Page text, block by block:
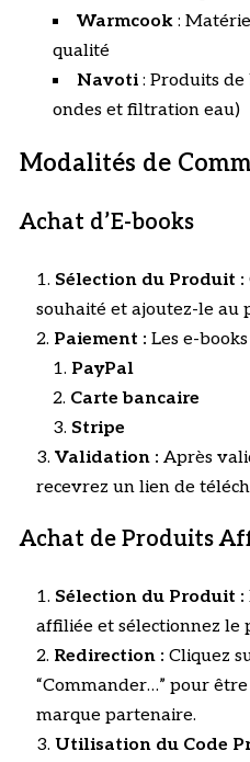
Warmcook:
qualité
Navoti: Produits de
ondes et filtration eau)
Modalités de
Achat d’E-books
Sélection du Produit :
souhaité et ajoutez-le au
Paiement : Les e-
PayPal
Carte bancaire
Stripe
Validation : Après
recevrez un lien de
Achat de Produits
Sélection du Produit :
affiliée et sélectionnez le
Redirection : Cliquez
“Commander…” pour
marque partenaire.
Utilisation du Code